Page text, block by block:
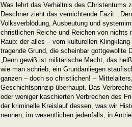
Was lehrt das Verhältnis des Christentums
Deschner zieht das vernichtende Fazit:
Volksverblödung, Ausbeutung und
christlichen Reiche und Reichen von nichts
Raub: der alles – vom kulturellen
tragende Grund, die scheinbar gottgewollte
„Denn gewiß ist militärische Macht, das
wie man schrieb, ein Grundanliegen
ganzen – doch so christlichen! –
Geschichtsprinzip überhaupt. Das
oder weniger kaschierten Verbrechen des
der kriminelle Kreislauf dessen, was wir
nennen, im wesentlichen jedenfalls, in